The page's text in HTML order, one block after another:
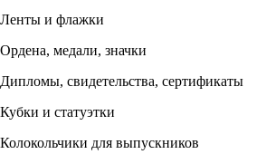
Ленты и флажки
Ордена, медали, значки
Дипломы, свидетельства, сертификаты
Кубки и статуэтки
Колокольчики для выпускников